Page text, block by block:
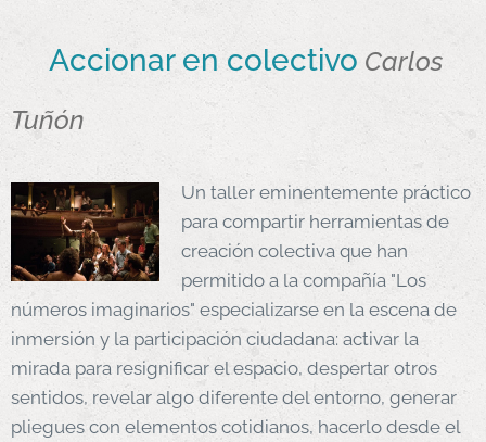
Accionar en colectivo Carlos
Tuñón
Un taller eminentemente práctico
para compartir herramientas de
creación colectiva que han
permitido a la compañía "Los
números imaginarios" especializarse en la escena de
inmersión y la participación ciudadana: activar la
mirada para resignificar el espacio, despertar otros
sentidos, revelar algo diferente del entorno, generar
pliegues con elementos cotidianos, hacerlo desde el